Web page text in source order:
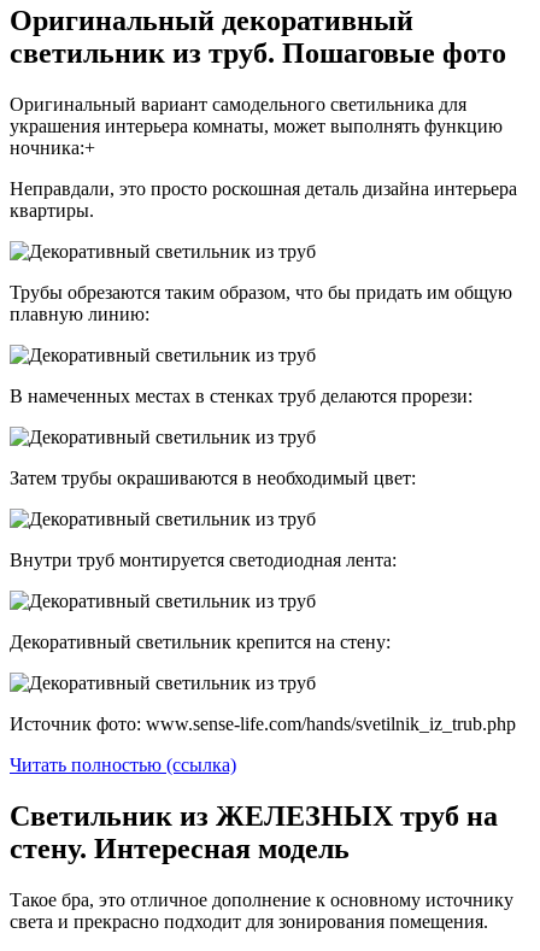
Оригинальный декоративный
светильник из труб. Пошаговые фото
Оригинальный вариант самодельного светильника для
украшения интерьера комнаты, может выполнять функцию
ночника:+
Неправдали, это просто роскошная деталь дизайна интерьера
квартиры.
Трубы обрезаются таким образом, что бы придать им общую
плавную линию:
В намеченных местах в стенках труб делаются прорези:
Затем трубы окрашиваются в необходимый цвет:
Внутри труб монтируется светодиодная лента:
Декоративный светильник крепится на стену:
Источник фото: www.sense-life.com/hands/svetilnik_iz_trub.php
Читать полностью (ссылка)
Светильник из ЖЕЛЕЗНЫХ труб на
стену. Интересная модель
Такое бра, это отличное дополнение к основному источнику
света и прекрасно подходит для зонирования помещения.